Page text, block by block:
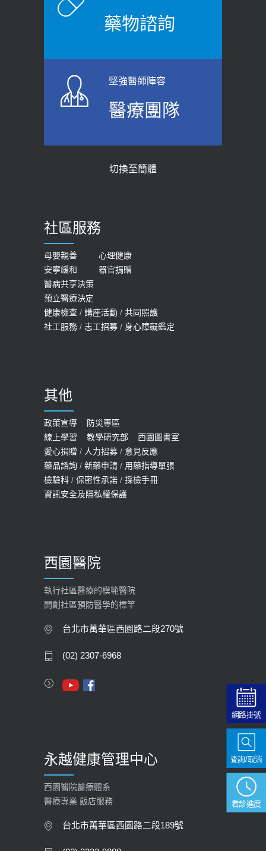
2026-06-08
上班常待在冷氣房？小心泌尿道感染
醫示警：1病症嚴重恐喪命
2026-05-21
女性必看國健署公費懶人包！這幾項檢
查完全免費 沒做虧大了
2026-05-14
2021-03-05
骨科魏志定主任接受專訪 【年代電視
質密度檢查！醫：注意5重點可逆轉
膝蓋退化有9大部位 骨科醫坦言：不
一定得換人工關節
2019-10-08
20歲迪士尼男星因癲癇猝逝 老人小
孩最好發、醫師點出8大前兆
2019-07-09
預約
2022-01-07
114年【公費流感及新冠疫苗】門診
預約
2025-09-30
【快速肝癌篩檢MRI】新檢查服務
2026-02-06
大吃大喝、肥胖害到膽囊！膽結石、
膽息肉如何處理？
2023-09-27
藥物諮詢
堅強醫師陣容
醫療團隊
切換至簡體
社區服務
母嬰親善
心理健康
安寧緩和
器官捐贈
醫病共享決策
預立醫療決定
健康檢查 / 講座活動 / 共同照護
社工服務 / 志工招募 / 身心障礙鑑定
其他
政策宣導
防災專區
線上學習
教學研究部
西園圖書室
愛心捐贈 / 人力招募 / 意見反應
藥品諮詢 / 新藥申請 / 用藥指導單張
檢驗科 / 保密性承諾 / 採檢手冊
資訊安全及隱私權保護
西園醫院
執行社區醫療的模範醫院
開創社區預防醫學的標竿
台北市萬華區西園路二段270號
(02) 2307-6968
永越健康管理中心
西園醫院醫療體系
醫療專業 飯店服務
台北市萬華區西園路二段189號
網路掛號
看診進度
查詢/取消